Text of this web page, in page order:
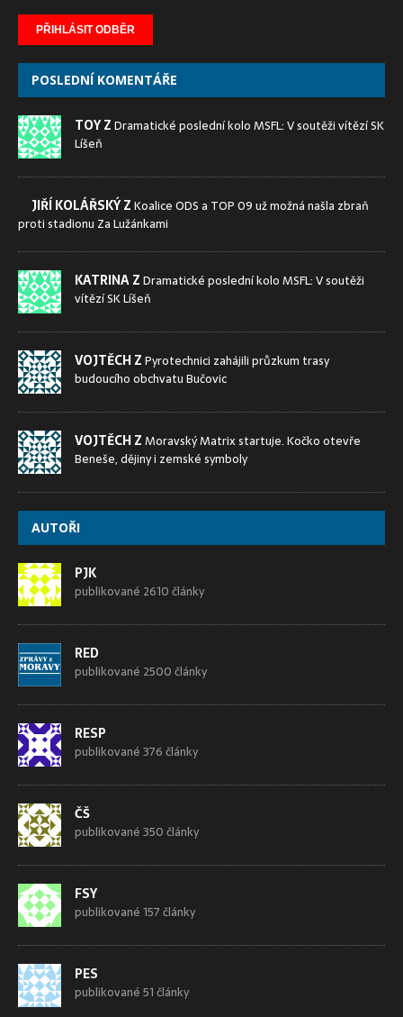
POSLEDNÍ KOMENTÁŘE
TOY ZDramatické poslední kolo MSFL: V soutěži vítězí SK
Líšeň
JIŘÍ KOLÁŘSKÝ ZKoalice ODS a TOP 09 už možná našla zbraň
proti stadionu Za Lužánkami
KATRINA ZDramatické poslední kolo MSFL: V soutěži
vítězí SK Líšeň
VOJTĚCH ZPyrotechnici zahájili průzkum trasy
budoucího obchvatu Bučovic
VOJTĚCH ZMoravský Matrix startuje. Kočko otevře
Beneše, dějiny i zemské symboly
AUTOŘI
PJK
publikované 2610 články
RED
publikované 2500 články
RESP
publikované 376 články
ČŠ
publikované 350 články
FSY
publikované 157 články
PES
publikované 51 články